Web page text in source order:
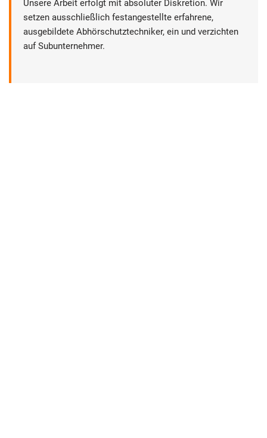
Unsere Arbeit erfolgt mit absoluter Diskretion. Wir
setzen ausschließlich festangestellte erfahrene,
ausgebildete Abhörschutztechniker, ein und verzichten
auf Subunternehmer.